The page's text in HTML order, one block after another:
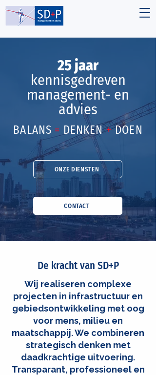
25 jaar
kennisgedreven
management- en
advies
BALANS = DENKEN + DOEN
ONZE DIENSTEN
CONTACT
De kracht van SD+P
Wij realiseren complexe
projecten in infrastructuur en
gebiedsontwikkeling met oog
voor mens, milieu en
maatschappij. We combineren
strategisch denken met
daadkrachtige uitvoering.
Transparant, professioneel en